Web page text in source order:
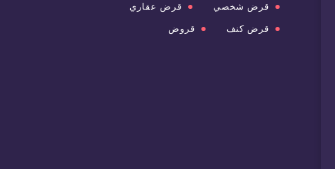
قرض شخصي
قرض عقاري
قرض كنف
قروض